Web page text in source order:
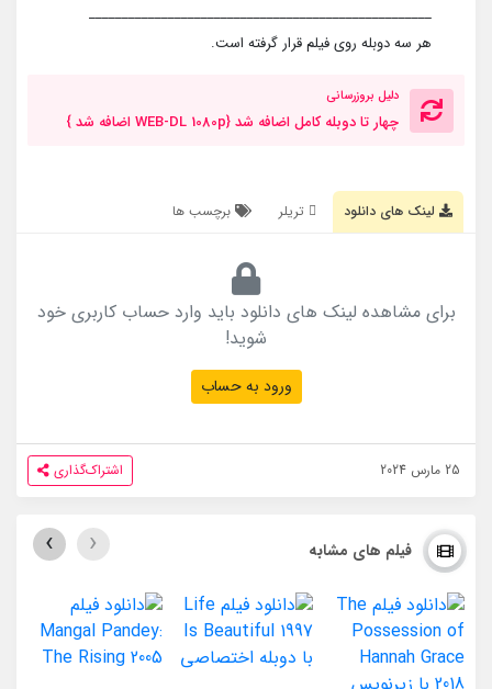
____________________________________________________
هر سه دوبله روی فیلم قرار گرفته است.
دلیل بروزرسانی
چهار تا دوبله کامل اضافه شد {WEB-DL 1080p اضافه شد }
لینک های دانلود تریلر برچسب ها
برای مشاهده لینک های دانلود باید وارد حساب کاربری خود
شوید!
ورود به حساب
25 مارس 2024 اشتراک‌گذاری
فیلم های مشابه ‹
›